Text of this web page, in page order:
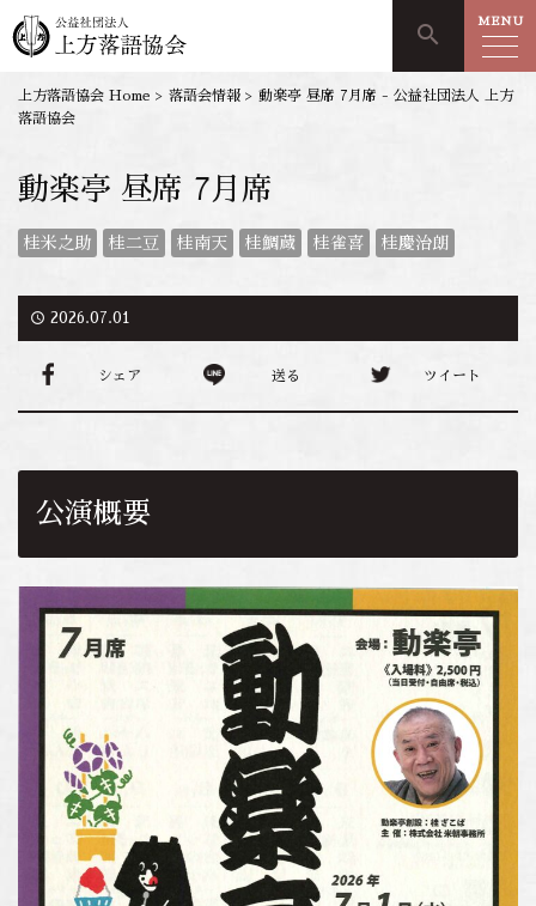
search MENU
上方落語協会 Home > 落語会情報 > 動楽亭 昼席 7月席 - 公益社団法人 上方
落語協会
動楽亭 昼席 7月席
桂米之助 桂二豆 桂南天 桂鯛蔵 桂雀喜 桂慶治朗
access_time 2026.07.01
シェア 送る ツイート
公演概要